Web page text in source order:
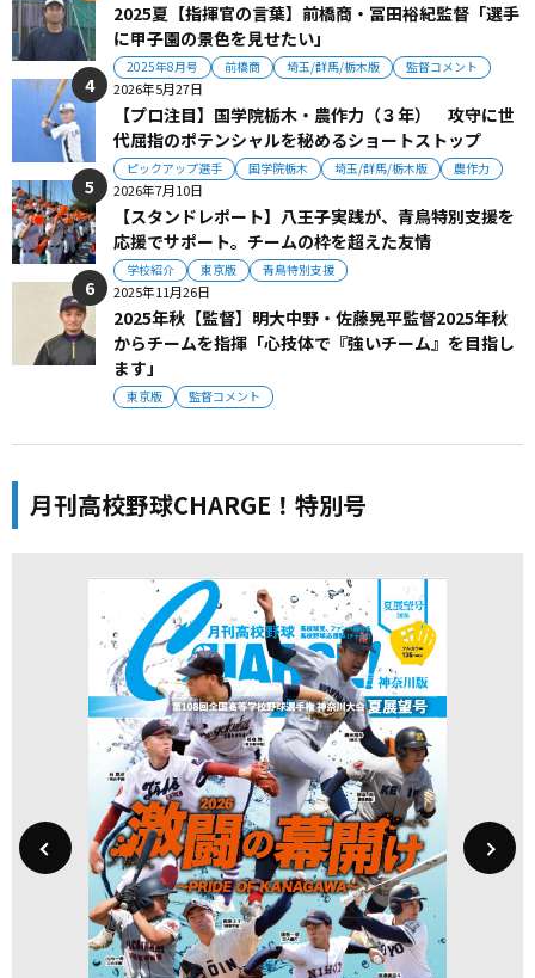
2025夏【指揮官の言葉】前橋商・冨田裕紀監督「選手
に甲子園の景色を見せたい」
2025年8月号 前橋商 埼玉/群馬/栃木版 監督コメント
2026年5月27日
【プロ注目】国学院栃木・農作力（３年） 攻守に世
代屈指のポテンシャルを秘めるショートストップ
ピックアップ選手 国学院栃木 埼玉/群馬/栃木版 農作力
2026年7月10日
【スタンドレポート】八王子実践が、青鳥特別支援を
応援でサポート。チームの枠を超えた友情
学校紹介 東京版 青鳥特別支援
2025年11月26日
2025年秋【監督】明大中野・佐藤晃平監督2025年秋
からチームを指揮「心技体で『強いチーム』を目指し
ます」
東京版 監督コメント
月刊高校野球CHARGE！特別号